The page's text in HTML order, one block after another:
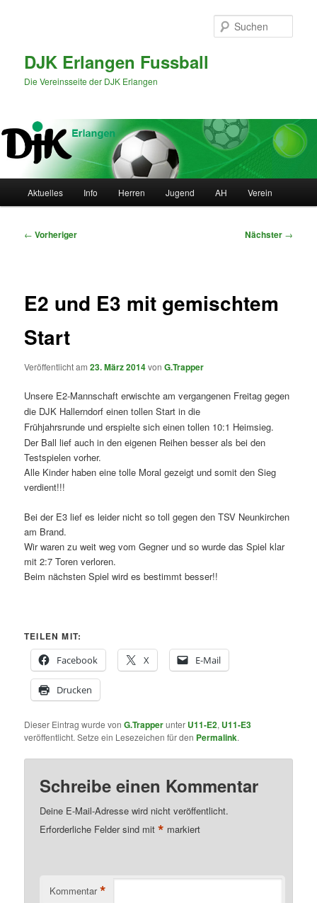
DJK Erlangen Fussball
Die Vereinsseite der DJK Erlangen
Aktuelles Info Herren Jugend AH Verein
Beitragsnavigation
← Vorheriger Nächster →
E2 und E3 mit gemischtem
Start
Veröffentlicht am23. März 2014vonG.Trapper
Unsere E2-Mannschaft erwischte am vergangenen Freitag gegen
die DJK Hallerndorfeinen tollen Start in die
Frühjahrsrundeunderspielte sich einen tollen 10:1 Heimsieg.
Der Ball lief auch in den eigenen Reihen besser als bei den
Testspielen vorher.
Alle Kinder haben eine tolle Moral gezeigt und somit den Sieg
verdient!!!
Bei der E3 lief es leider nicht so toll gegen den TSV Neunkirchen
am Brand.
Wir waren zu weit weg vom Gegner und so wurde das Spiel klar
mit 2:7 Toren verloren.
Beim nächsten Spiel wird es bestimmt besser!!
TEILEN MIT:
Facebook
X E-Mail
Drucken
Dieser Eintrag wurde vonG.Trapperunter U11-E2, U11-E3
veröffentlicht. Setze ein Lesezeichen für den Permalink.
Schreibe einen Kommentar
Deine E-Mail-Adresse wird nicht veröffentlicht.
Erforderliche Felder sind mit* markiert
Kommentar *